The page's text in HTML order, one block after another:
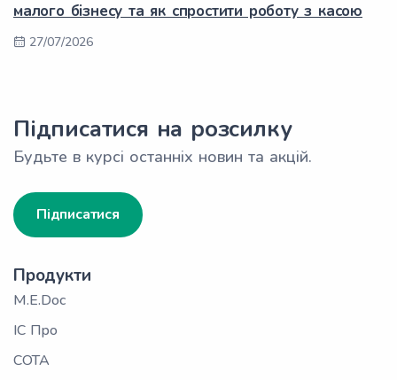
малого бізнесу та як спростити роботу з касою
27/07/2026
Підписатися на розсилку
Будьте в курсі останніх новин та акцій.
Підписатися
Продукти
M.E.Doc
ІС Про
СОТА